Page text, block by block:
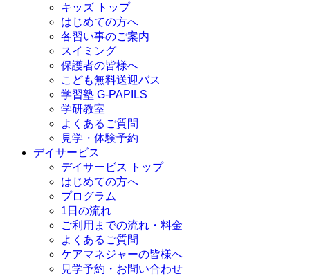
キッズ トップ
はじめての方へ
各習い事のご案内
スイミング
保護者の皆様へ
こども無料送迎バス
学習塾 G-PAPILS
学研教室
よくあるご質問
見学・体験予約
デイサービス
デイサービス トップ
はじめての方へ
プログラム
1日の流れ
ご利用までの流れ・料金
よくあるご質問
ケアマネジャーの皆様へ
見学予約・お問い合わせ